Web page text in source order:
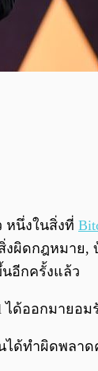
หนึ่งในสิ่งที่
ผิดกฎหมาย,
อีกครั้งแล้ว
ด้ออกมายอ
ได้ทำผิดพลา